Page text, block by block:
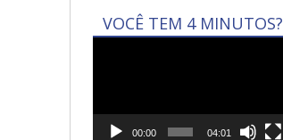
VOCÊ TEM 4 MINUTOS?
00:00 04:01